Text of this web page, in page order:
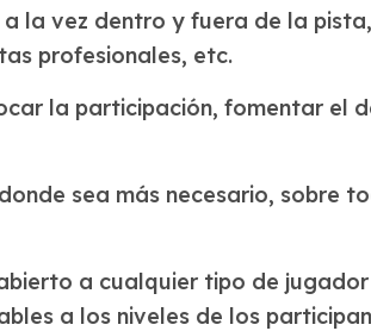
la vez dentro y fuera de la
profesionales, etc.
la participación, fomentar el
sea más necesario, sobre
a cualquier tipo de
a los niveles de los